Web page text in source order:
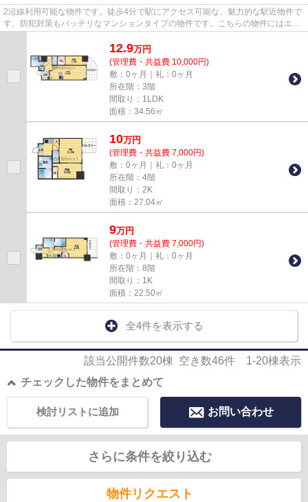
2沿線利用可能な物件です。徒歩4分で駅にアクセス可能な、魅力的な駅近物件で
す。防犯対策もバッチリなマンションタイプの物件です。こちらの物件にはエレ
12.9万円
(管理費・共益費 10,000円)
敷：0ヶ月｜礼：0ヶ月
所在階：3階
間取り：1LDK
面積：34.56㎡
10万円
(管理費・共益費 7,000円)
敷：0ヶ月｜礼：0ヶ月
所在階：4階
間取り：2K
面積：27.04㎡
9万円
(管理費・共益費 7,000円)
敷：0ヶ月｜礼：0ヶ月
所在階：8階
間取り：1K
面積：22.50㎡
全4件を表示する
該当公開件数20棟 空き数46件 1-20棟表示
チェックした物件をまとめて
お問い合わせ
検討リストに追加
さらに条件を絞り込む
物件リクエスト